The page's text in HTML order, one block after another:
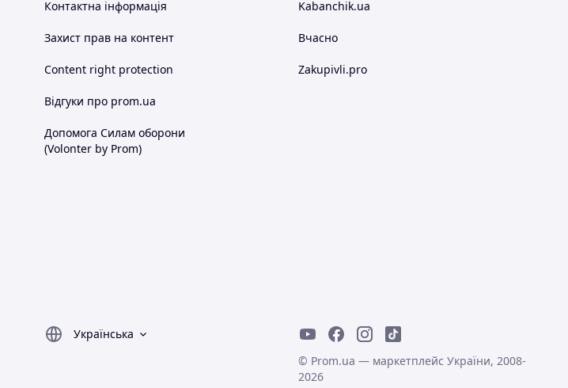
Контактна інформація
Захист прав на контент
Content right protection
Відгуки про prom.ua
Допомога Силам оборони
(Volonter by Prom)
Kabanchik.ua
Вчасно
Zakupivli.pro
Українська
© Prom.ua — маркетплейс України, 2008-
2026